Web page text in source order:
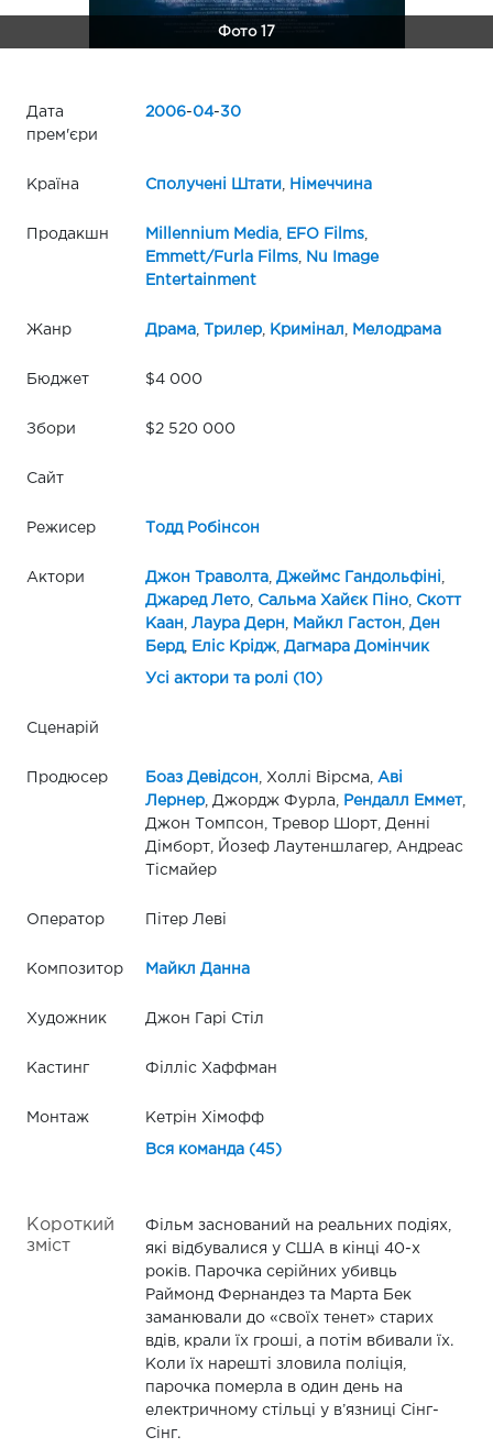
Фото 17
Дата
прем'єри
2006-04-30
Країна Сполучені Штати Німеччина
Продакшн Millennium Media, EFO Films,
Emmett/Furla Films,
Nu Image
Entertainment
Жанр Драма, Трилер, Кримінал Мелодрама
Бюджет $4 000
Збори $2 520 000
Сайт
Режисер Тодд Робінсон
Актори Джон Траволта, Джеймс Гандольфіні
Джаред Лето, Сальма Хайєк Піно,
Скотт
Каан
Лаура Дерн Майкл Гастон
Ден
Берд, Еліс Крідж, Дагмара Домінчик
Усі актори та ролі (10)
Сценарій
Продюсер Боаз Девідсон , Холлі Вірсма,
Аві
Лернер, Джордж Фурла, Рендалл Еммет,
Джон Томпсон, Тревор Шорт, Денні
Дімборт, Йозеф Лаутеншлагер, Андреас
Тісмайер
Оператор Пітер Леві
Композитор Майкл Данна
Художник Джон Гарі Стіл
Кастинг Філліс Хаффман
Монтаж Кетрін Хімофф
Вся команда (45)
Короткий
зміст
Фільм заснований на реальних подіях,
які відбувалися у США в кінці 40-х
років. Парочка серійних убивць
Раймонд Фернандез та Марта Бек
заманювали до «своїх тенет» старих
вдів, крали їх гроші, а потім вбивали їх.
Коли їх нарешті зловила поліція,
парочка померла в один день на
електричному стільці у в’язниці Сінг-
Сінг.